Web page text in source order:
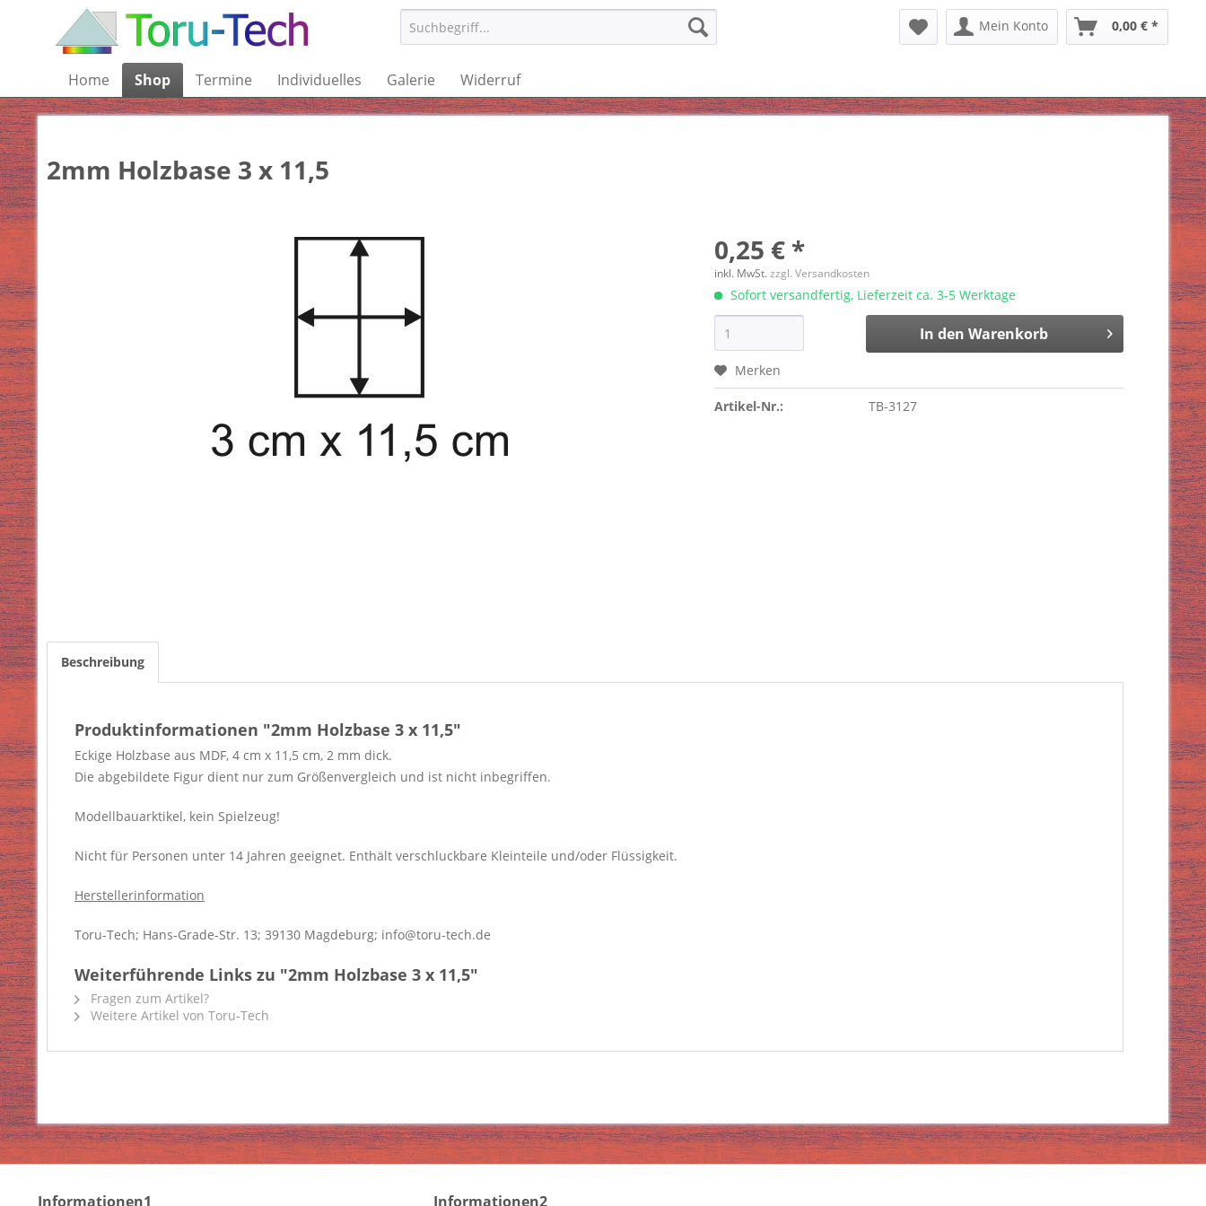
Mein Konto 0,00 € *
Home Shop Termine Individuelles Galerie Widerruf
2mm Holzbase 3 x 11,5
0,25 € *
inkl. MwSt.zzgl. Versandkosten
Sofort versandfertig, Lieferzeit ca. 3-5 Werktage
In den Warenkorb
Merken
Artikel-Nr.: TB-3127
Beschreibung
Produktinformationen "2mm Holzbase 3 x 11,5"
Eckige Holzbase aus MDF, 4 cm x 11,5 cm, 2 mm dick.
Die abgebildete Figur dient nur zum Größenvergleich und ist nicht inbegriffen.
Modellbauarktikel, kein Spielzeug!
Nicht für Personen unter 14 Jahren geeignet. Enthält verschluckbare Kleinteile und/oder Flüssigkeit.
Herstellerinformation
Toru-Tech; Hans-Grade-Str. 13; 39130 Magdeburg; info@toru-tech.de
Weiterführende Links zu "2mm Holzbase 3 x 11,5"
Fragen zum Artikel?
Weitere Artikel von Toru-Tech
Informationen1 Informationen2